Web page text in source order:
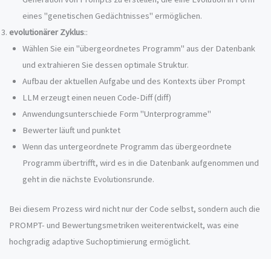
eines "genetischen Gedächtnisses" ermöglichen.
evolutionärer Zyklus::
Wählen Sie ein "übergeordnetes Programm" aus der Datenbank
und extrahieren Sie dessen optimale Struktur.
Aufbau der aktuellen Aufgabe und des Kontexts über Prompt
LLM erzeugt einen neuen Code-Diff (diff)
Anwendungsunterschiede Form "Unterprogramme"
Bewerter läuft und punktet
Wenn das untergeordnete Programm das übergeordnete
Programm übertrifft, wird es in die Datenbank aufgenommen und
geht in die nächste Evolutionsrunde.
Bei diesem Prozess wird nicht nur der Code selbst, sondern auch die
PROMPT- und Bewertungsmetriken weiterentwickelt, was eine
hochgradig adaptive Suchoptimierung ermöglicht.